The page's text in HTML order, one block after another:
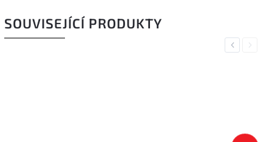
SOUVISEJÍCÍ PRODUKTY
PreviousNext